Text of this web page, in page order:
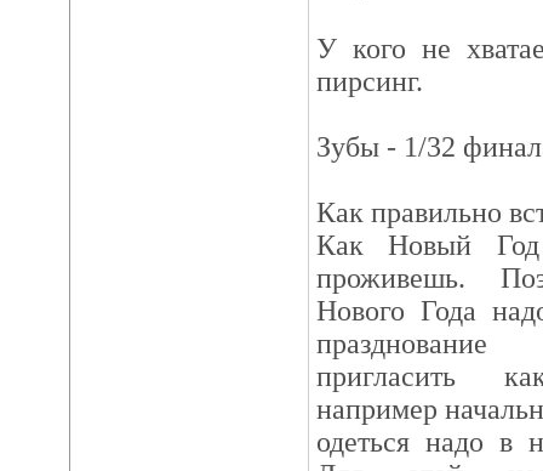
У кого не
пирсинг.
Зубы - 1/32
Как правильно
Как Новый
проживешь.
Нового Года
пригласить
например
одеться надо в